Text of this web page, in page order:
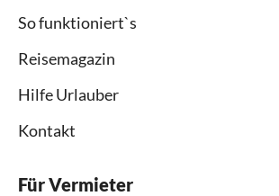
So funktioniert`s
Reisemagazin
Hilfe Urlauber
Kontakt
Für Vermieter